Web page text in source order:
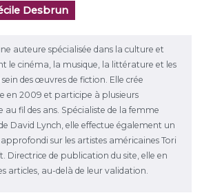
Desbrun
auteure spécialisée dans la culture et
le cinéma, la musique, la littérature et les
des œuvres de fiction. Elle crée
en 2009 et participe à plusieurs
fil des ans. Spécialiste de la femme
David Lynch, elle effectue également un
sur les artistes américaines Tori
Directrice de publication du site, elle en
articles, au-delà de leur validation.